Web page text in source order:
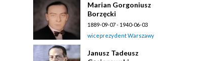
Marian Gorgoniusz
Borzęcki
1889-09-07 - 1940-06-03
wiceprezydent Warszawy
Janusz Tadeusz